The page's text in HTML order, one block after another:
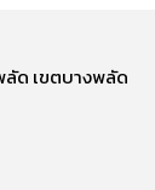
ลัด เขตบางพลัด